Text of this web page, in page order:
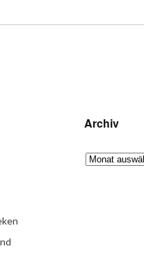
Archiv